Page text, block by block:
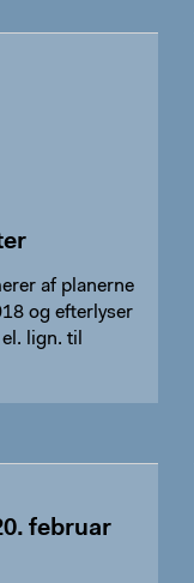
af planerne
og efterlyser
lign. til
februar